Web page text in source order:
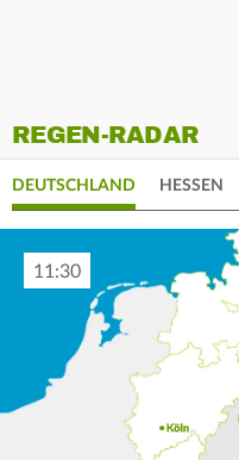
REGEN-RADAR
DEUTSCHLAND HESSEN
11:40